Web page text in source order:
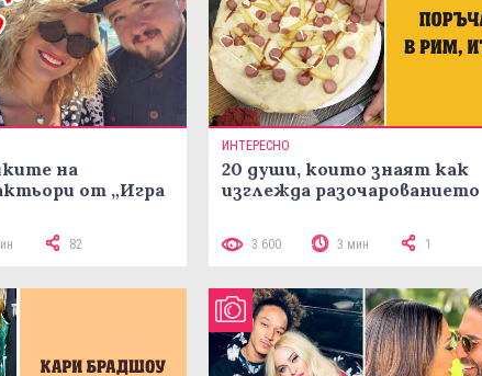
на
от „Игра
82
ИНТЕРЕСНО
20 души, които знаят как
изглежда разочарованието
3 600 3 мин 1